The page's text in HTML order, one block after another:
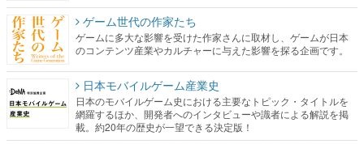
ゲーム世代の作家たち
ゲームに多大な影響を受けた作家さんに取材し、ゲームが日本
のコンテンツ産業やカルチャーに与えた影響を探る企画です。
日本モバイルゲーム産業史
日本のモバイルゲーム史における主要なトピック・タイトルを
網羅するほか、開発者へのインタビューや識者による解説を掲
載。約20年の歴史が一望できる決定版！